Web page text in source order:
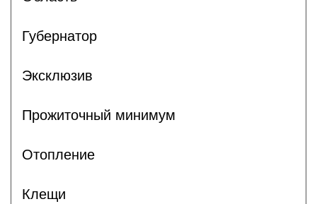
Губернатор
Эксклюзив
Прожиточный минимум
Отопление
Клещи